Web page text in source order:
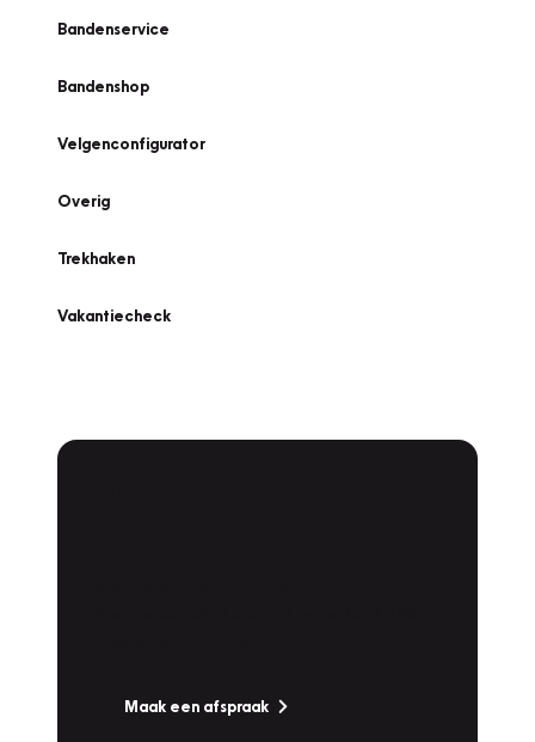
Bandenservice
Bandenshop
Velgenconfigurator
Overig
Trekhaken
Vakantiecheck
Maak een afspraak